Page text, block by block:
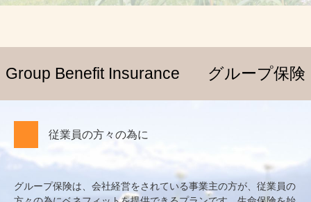
Group Benefit Insurance グループ保険
従業員の方々の為に
グループ保険は、会社経営をされている事業主の方が、従業員の